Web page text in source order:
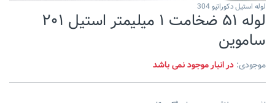
لوله استیل دکوراتیو 304
لوله ۵۱ ضخامت ۱ میلیمتر استیل ۲۰۱
ساموین
موجودی: در انبار موجود نمی باشد